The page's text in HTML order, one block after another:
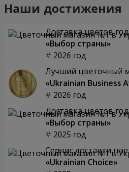
Наши достижения
Доставка цветов
«Выбор страны»
2026 год
Лучший цветочный
«Ukrainian Business
2026 год
Доставка цветов
«Выбор страны»
2025 год
Сервис доставки
«Ukrainian Choice»